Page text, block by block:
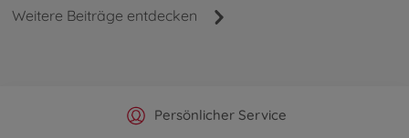
Weitere Beiträge entdecken
Offizieller Hersteller Shop
Persönlicher Service
Versandkostenfrei ab 25€
Schnelle Lieferung